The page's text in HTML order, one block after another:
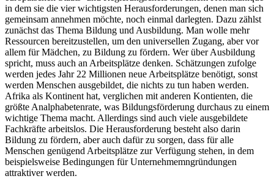
in dem sie die vier wichtigsten Herausforderungen, denen man sich
gemeinsam annehmen möchte, noch einmal darlegten. Dazu zählst
zunächst das Thema Bildung und Ausbildung. Man wolle mehr
Ressourcen bereitzustellen, um den universellen Zugang, aber vor
allem für Mädchen, zu Bildung zu fördern. Wer über Ausbildung
spricht, muss auch an Arbeitsplätze denken. Schätzungen zufolge
werden jedes Jahr 22 Millionen neue Arbeitsplätze benötigt, sonst
werden Menschen ausgebildet, die nichts zu tun haben werden.
Afrika als Kontinent hat, verglichen mit anderen Kontienten, die
größte Analphabetenrate, was Bildungsförderung durchaus zu einem
wichtige Thema macht. Allerdings sind auch viele ausgebildete
Fachkräfte arbeitslos. Die Herausforderung besteht also darin
Bildung zu fördern, aber auch dafür zu sorgen, dass für alle
Menschen genügend Arbeitsplätze zur Verfügung stehen, in dem
beispielsweise Bedingungen für Unternehmemngründungen
attraktiver werden.